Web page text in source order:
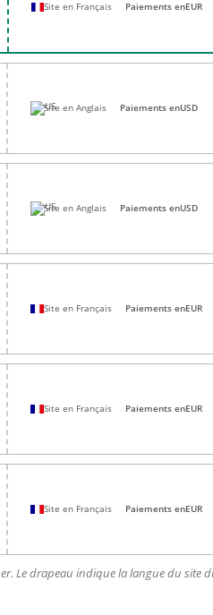
Site en Français Paiements enEUR
Site en Anglais Paiements enUSD
Site en Anglais Paiements enUSD
Site en Français Paiements enEUR
Site en Français Paiements enEUR
Site en Français Paiements enEUR
Le drapeau indique la langue du site